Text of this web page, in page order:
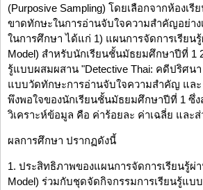
(Purposive Sampling) โดยเลือกจากห้องเ
ขาดทักษะในการอ่านจับใจความสำคัญอย่าง
ในการศึกษา ได้แก่ 1) แผนการจัดการเรียนรู้
Model) สำหรับนักเรียนชั้นมัธยมศึกษาปีที่ 1
รู้แบบผสมผสาน "Detective Thai: คดีปริศน
แบบวัดทักษะการอ่านจับใจความสำคัญ แล
พึงพอใจของนักเรียนชั้นมัธยมศึกษาปีที่ 1 ซึ่ง
วิเคราะห์ข้อมูล คือ ค่าร้อยละ ค่าเฉลี่ย และ
ผลการศึกษา ปรากฏดังนี้
1. ประสิทธิภาพของแผนการจัดการเรียนรู้ผ่า
Model) ร่วมกับชุดจัดกิจกรรมการเรียนรู้แบ